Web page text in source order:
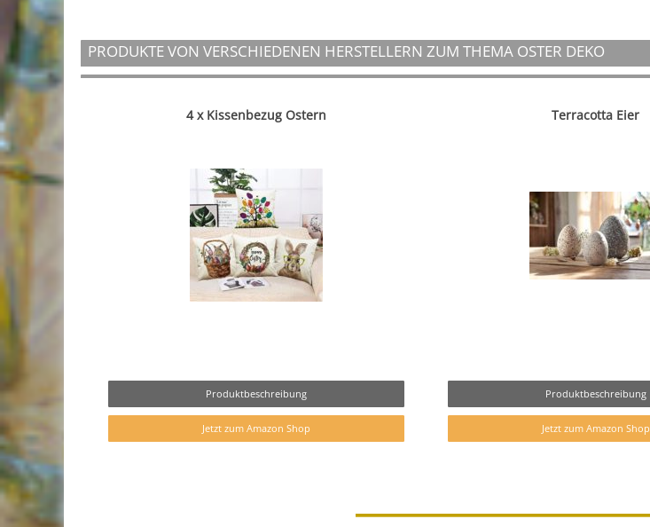
PRODUKTE VON VERSCHIEDENEN HERSTELLERN ZUM THEMA OSTER DEKO
4 x Kissenbezug Ostern
Produktbeschreibung
Jetzt zum Amazon Shop
Terracotta Eier
Produktbeschreibung
Jetzt zum Amazon Shop